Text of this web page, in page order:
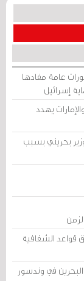
عامة مفادها
إسرائيل
يهدد
بحريني بسبب
قواعد الشفافية
في وندسور